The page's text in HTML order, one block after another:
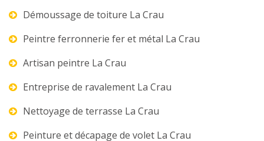
Démoussage de toiture La Crau
Peintre ferronnerie fer et métal La Crau
Artisan peintre La Crau
Entreprise de ravalement La Crau
Nettoyage de terrasse La Crau
Peinture et décapage de volet La Crau